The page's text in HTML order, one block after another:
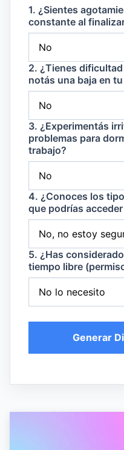
1. ¿Sientes
constante al
2. ¿Tienes
notás una baja en
3. ¿Experimentás
problemas para
trabajo?
4. ¿Conoces los
que podrías
5. ¿Has
tiempo libre
Generar